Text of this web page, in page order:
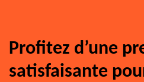
Profitez d’une
satisfaisante